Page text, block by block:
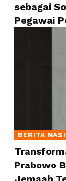
sebagai
Pegawai
BERITA
Prabowo